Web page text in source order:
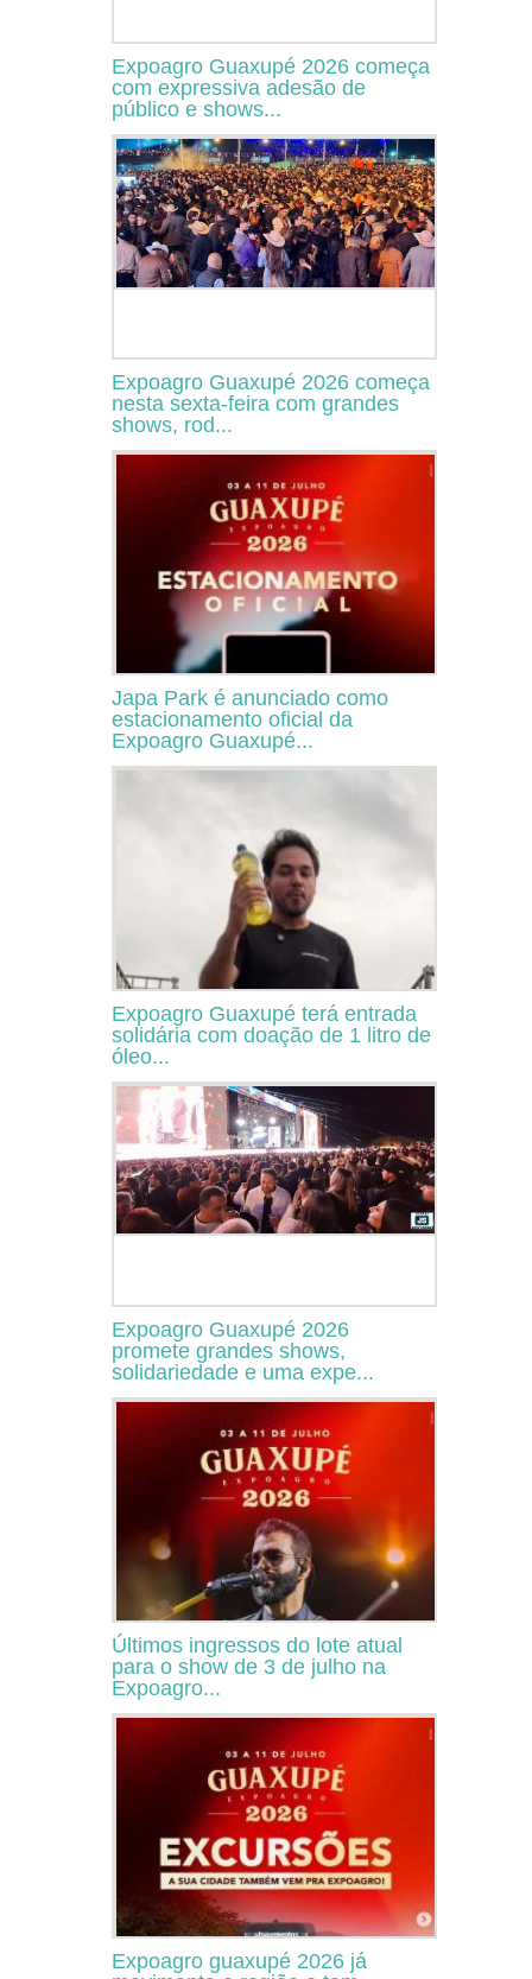
Expoagro Guaxupé 2026 começa
com expressiva adesão de
público e shows...
Expoagro Guaxupé 2026 começa
nesta sexta-feira com grandes
shows, rod...
Japa Park é anunciado como
estacionamento oficial da
Expoagro Guaxupé...
Expoagro Guaxupé terá entrada
solidária com doação de 1 litro de
óleo...
Expoagro Guaxupé 2026
promete grandes shows,
solidariedade e uma expe...
Últimos ingressos do lote atual
para o show de 3 de julho na
Expoagro...
Expoagro guaxupé 2026 já